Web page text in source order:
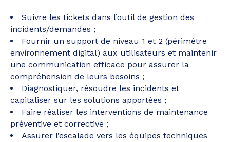
Suivre les tickets dans l’outil de gestion des
incidents/demandes ;
Fournir un support de niveau 1 et 2 (périmètre
environnement digital) aux utilisateurs et maintenir
une communication efficace pour assurer la
compréhension de leurs besoins ;
Diagnostiquer, résoudre les incidents et
capitaliser sur les solutions apportées ;
Faire réaliser les interventions de maintenance
préventive et corrective ;
Assurer l’escalade vers les équipes techniques